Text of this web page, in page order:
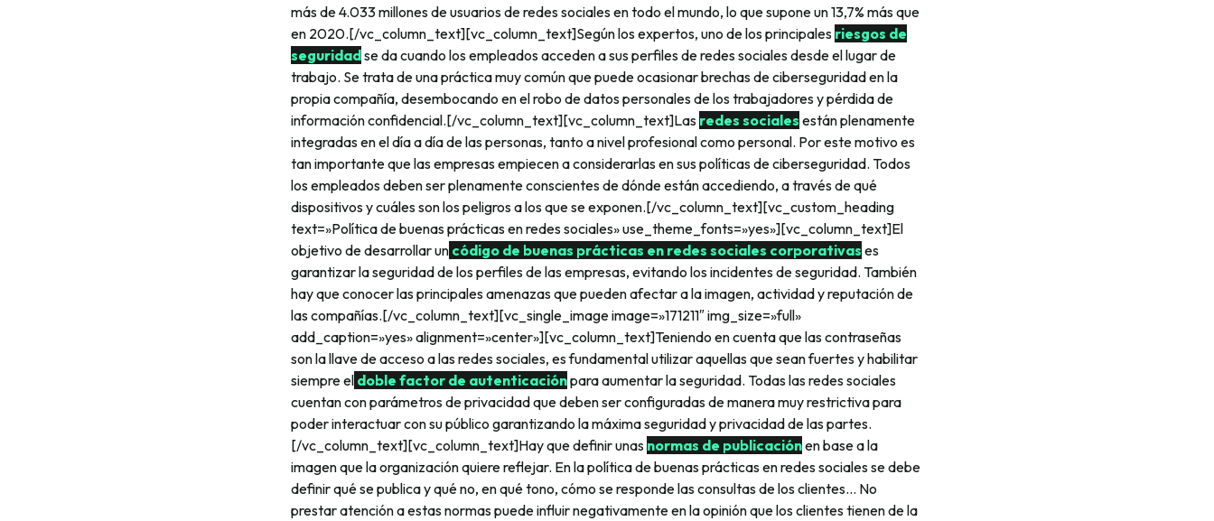
más de 4.033 millones de usuarios de redes sociales en todo el mundo, lo que supone un 13,7% más que
en 2020.[/vc_column_text][vc_column_text]Según los expertos, uno de los principales riesgos de
seguridadse da cuando los empleados acceden a sus perfiles de redes sociales desde el lugar de
trabajo. Se trata de una práctica muy común que puede ocasionar brechas de ciberseguridad en la
propia compañía, desembocando en el robo de datos personales de los trabajadores y pérdida de
información confidencial.[/vc_column_text][vc_column_text]Las redes sociales están plenamente
integradas en el día a día de las personas, tanto a nivel profesional como personal. Por este motivo es
tan importante que las empresas empiecen a considerarlas en sus políticas de ciberseguridad. Todos
los empleados deben ser plenamente conscientes de dónde están accediendo, a través de qué
dispositivos y cuáles son los peligros a los que se exponen.[/vc_column_text][vc_custom_heading
text=»Política de buenas prácticas en redes sociales» use_theme_fonts=»yes»][vc_column_text]El
objetivo de desarrollar un código de buenas prácticas en redes sociales corporativas es
garantizar la seguridad de los perfiles de las empresas, evitando los incidentes de seguridad. También
hay que conocer las principales amenazas que pueden afectar a la imagen, actividad y reputación de
las compañías.[/vc_column_text][vc_single_image image=»171211″ img_size=»full»
add_caption=»yes» alignment=»center»][vc_column_text]Teniendo en cuenta que las contraseñas
son la llave de acceso a las redes sociales, es fundamental utilizar aquellas que sean fuertes y habilitar
siempre el doble factor de autenticaciónpara aumentar la seguridad. Todas las redes sociales
cuentan con parámetros de privacidad que deben ser configuradas de manera muy restrictiva para
poder interactuar con su público garantizando la máxima seguridad y privacidad de las partes.
[/vc_column_text][vc_column_text]Hay que definir unas normas de publicaciónen base a la
imagen que la organización quiere reflejar. En la política de buenas prácticas en redes sociales se debe
definir qué se publica y qué no, en qué tono, cómo se responde las consultas de los clientes… No
prestar atención a estas normas puede influir negativamente en la opinión que los clientes tienen de la